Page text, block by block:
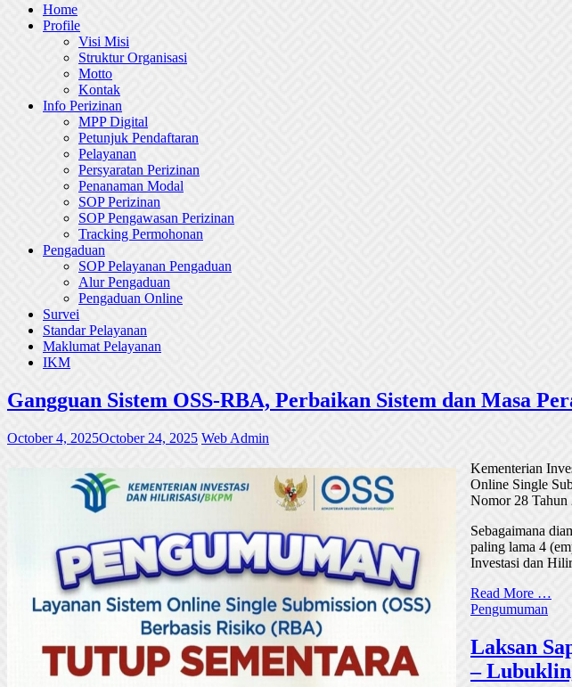
Home
Profile
Visi Misi
Struktur Organisasi
Motto
Kontak
Info Perizinan
MPP Digital
Petunjuk Pendaftaran
Pelayanan
Persyaratan Perizinan
Penanaman Modal
SOP Perizinan
SOP Pengawasan Perizinan
Tracking Permohonan
Pengaduan
SOP Pelayanan Pengaduan
Alur Pengaduan
Pengaduan Online
Survei
Standar Pelayanan
Maklumat Pelayanan
IKM
Gangguan Sistem OSS-RBA, Perbaikan Sistem dan Masa
October 4, 2025October 24, 2025 Web Admin
Kementerian
Online Single
Nomor 28 Tahun
Sebagaimana
paling lama 4
Investasi dan
Read More …
Pengumuman
Laksan
–